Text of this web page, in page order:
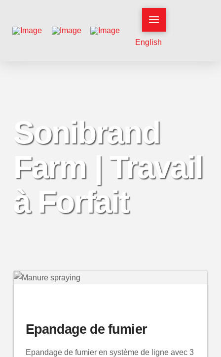
English
Sonibrand
Farm | Travail
à Forfait
Epandage de fumier
Epandage de fumier en système de ligne avec 3